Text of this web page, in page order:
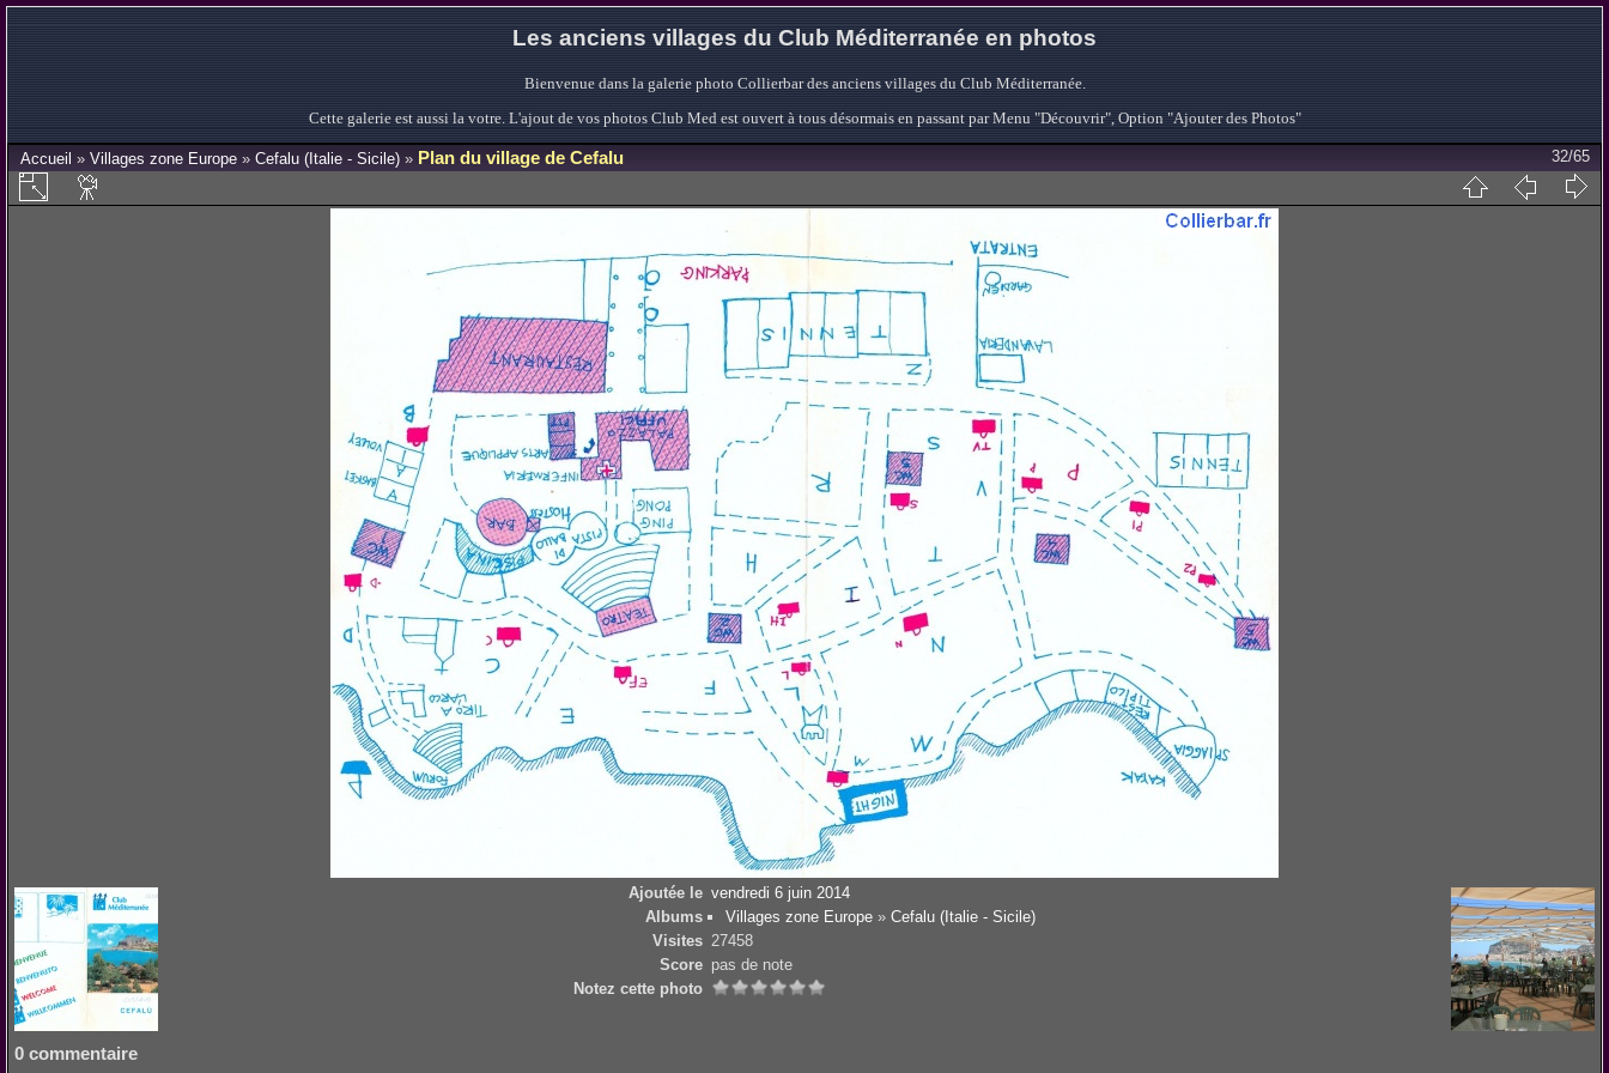
Les anciens villages du Club Méditerranée en photos
Bienvenue dans la galerie photo Collierbar des anciens villages du Club Méditerranée.
Cette galerie est aussi la votre. L'ajout de vos photos Club Med est ouvert à tous désormais en passant par Menu "Découvrir", Option "Ajouter des Photos"
Accueil » Villages zone Europe » Cefalu (Italie - Sicile) » Plan du village de Cefalu 32/65
Ajoutée le vendredi 6 juin 2014
Albums
Villages zone Europe »Cefalu (Italie - Sicile)
Visites 27458
Score pas de note
Notez cette photo
0 commentaire